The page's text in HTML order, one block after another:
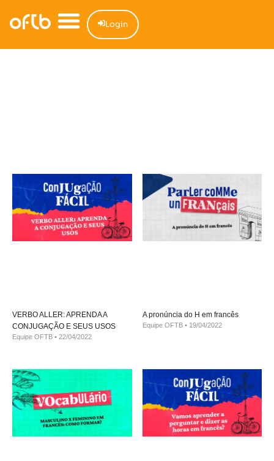
Login
VERBO ALLER: APRENDA A
CONJUGAÇÃO E SEUS USOS
Equipe OFTB 22/04/2022
A pronúncia do H em francês
Equipe OFTB 19/04/2022